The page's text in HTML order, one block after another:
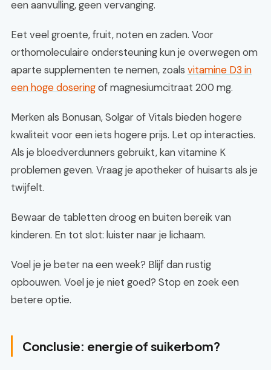
een aanvulling, geen vervanging.
Eet veel groente, fruit, noten en zaden. Voor
orthomoleculaire ondersteuning kun je overwegen om
aparte supplementen te nemen, zoals vitamine D3 in
een hoge doseringof magnesiumcitraat 200 mg.
Merken als Bonusan, Solgar of Vitals bieden hogere
kwaliteit voor een iets hogere prijs. Let op interacties.
Als je bloedverdunners gebruikt, kan vitamine K
problemen geven. Vraag je apotheker of huisarts als je
twijfelt.
Bewaar de tabletten droog en buiten bereik van
kinderen. En tot slot: luister naar je lichaam.
Voel je je beter na een week? Blijf dan rustig
opbouwen. Voel je je niet goed? Stop en zoek een
betere optie.
Conclusie: energie of suikerbom?